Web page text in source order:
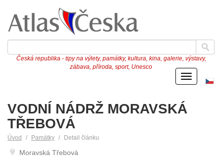
Česká republika - tipy na výlety, památky, kultura, kina, galerie, výstavy,
zábava, příroda, sport, Unesco
Menu
VODNÍ NÁDRŽ MORAVSKÁ
TŘEBOVÁ
Úvod Památky Detail článku
Moravská Třebová